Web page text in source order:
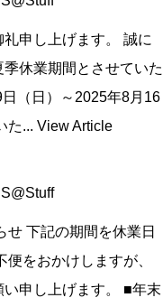
申し上げます。 誠に
休業期間とさせていた
（日）～2025年8月16
た... View Article
下記の期間を休業日
をおかけしますが、
申し上げます。 ■年末